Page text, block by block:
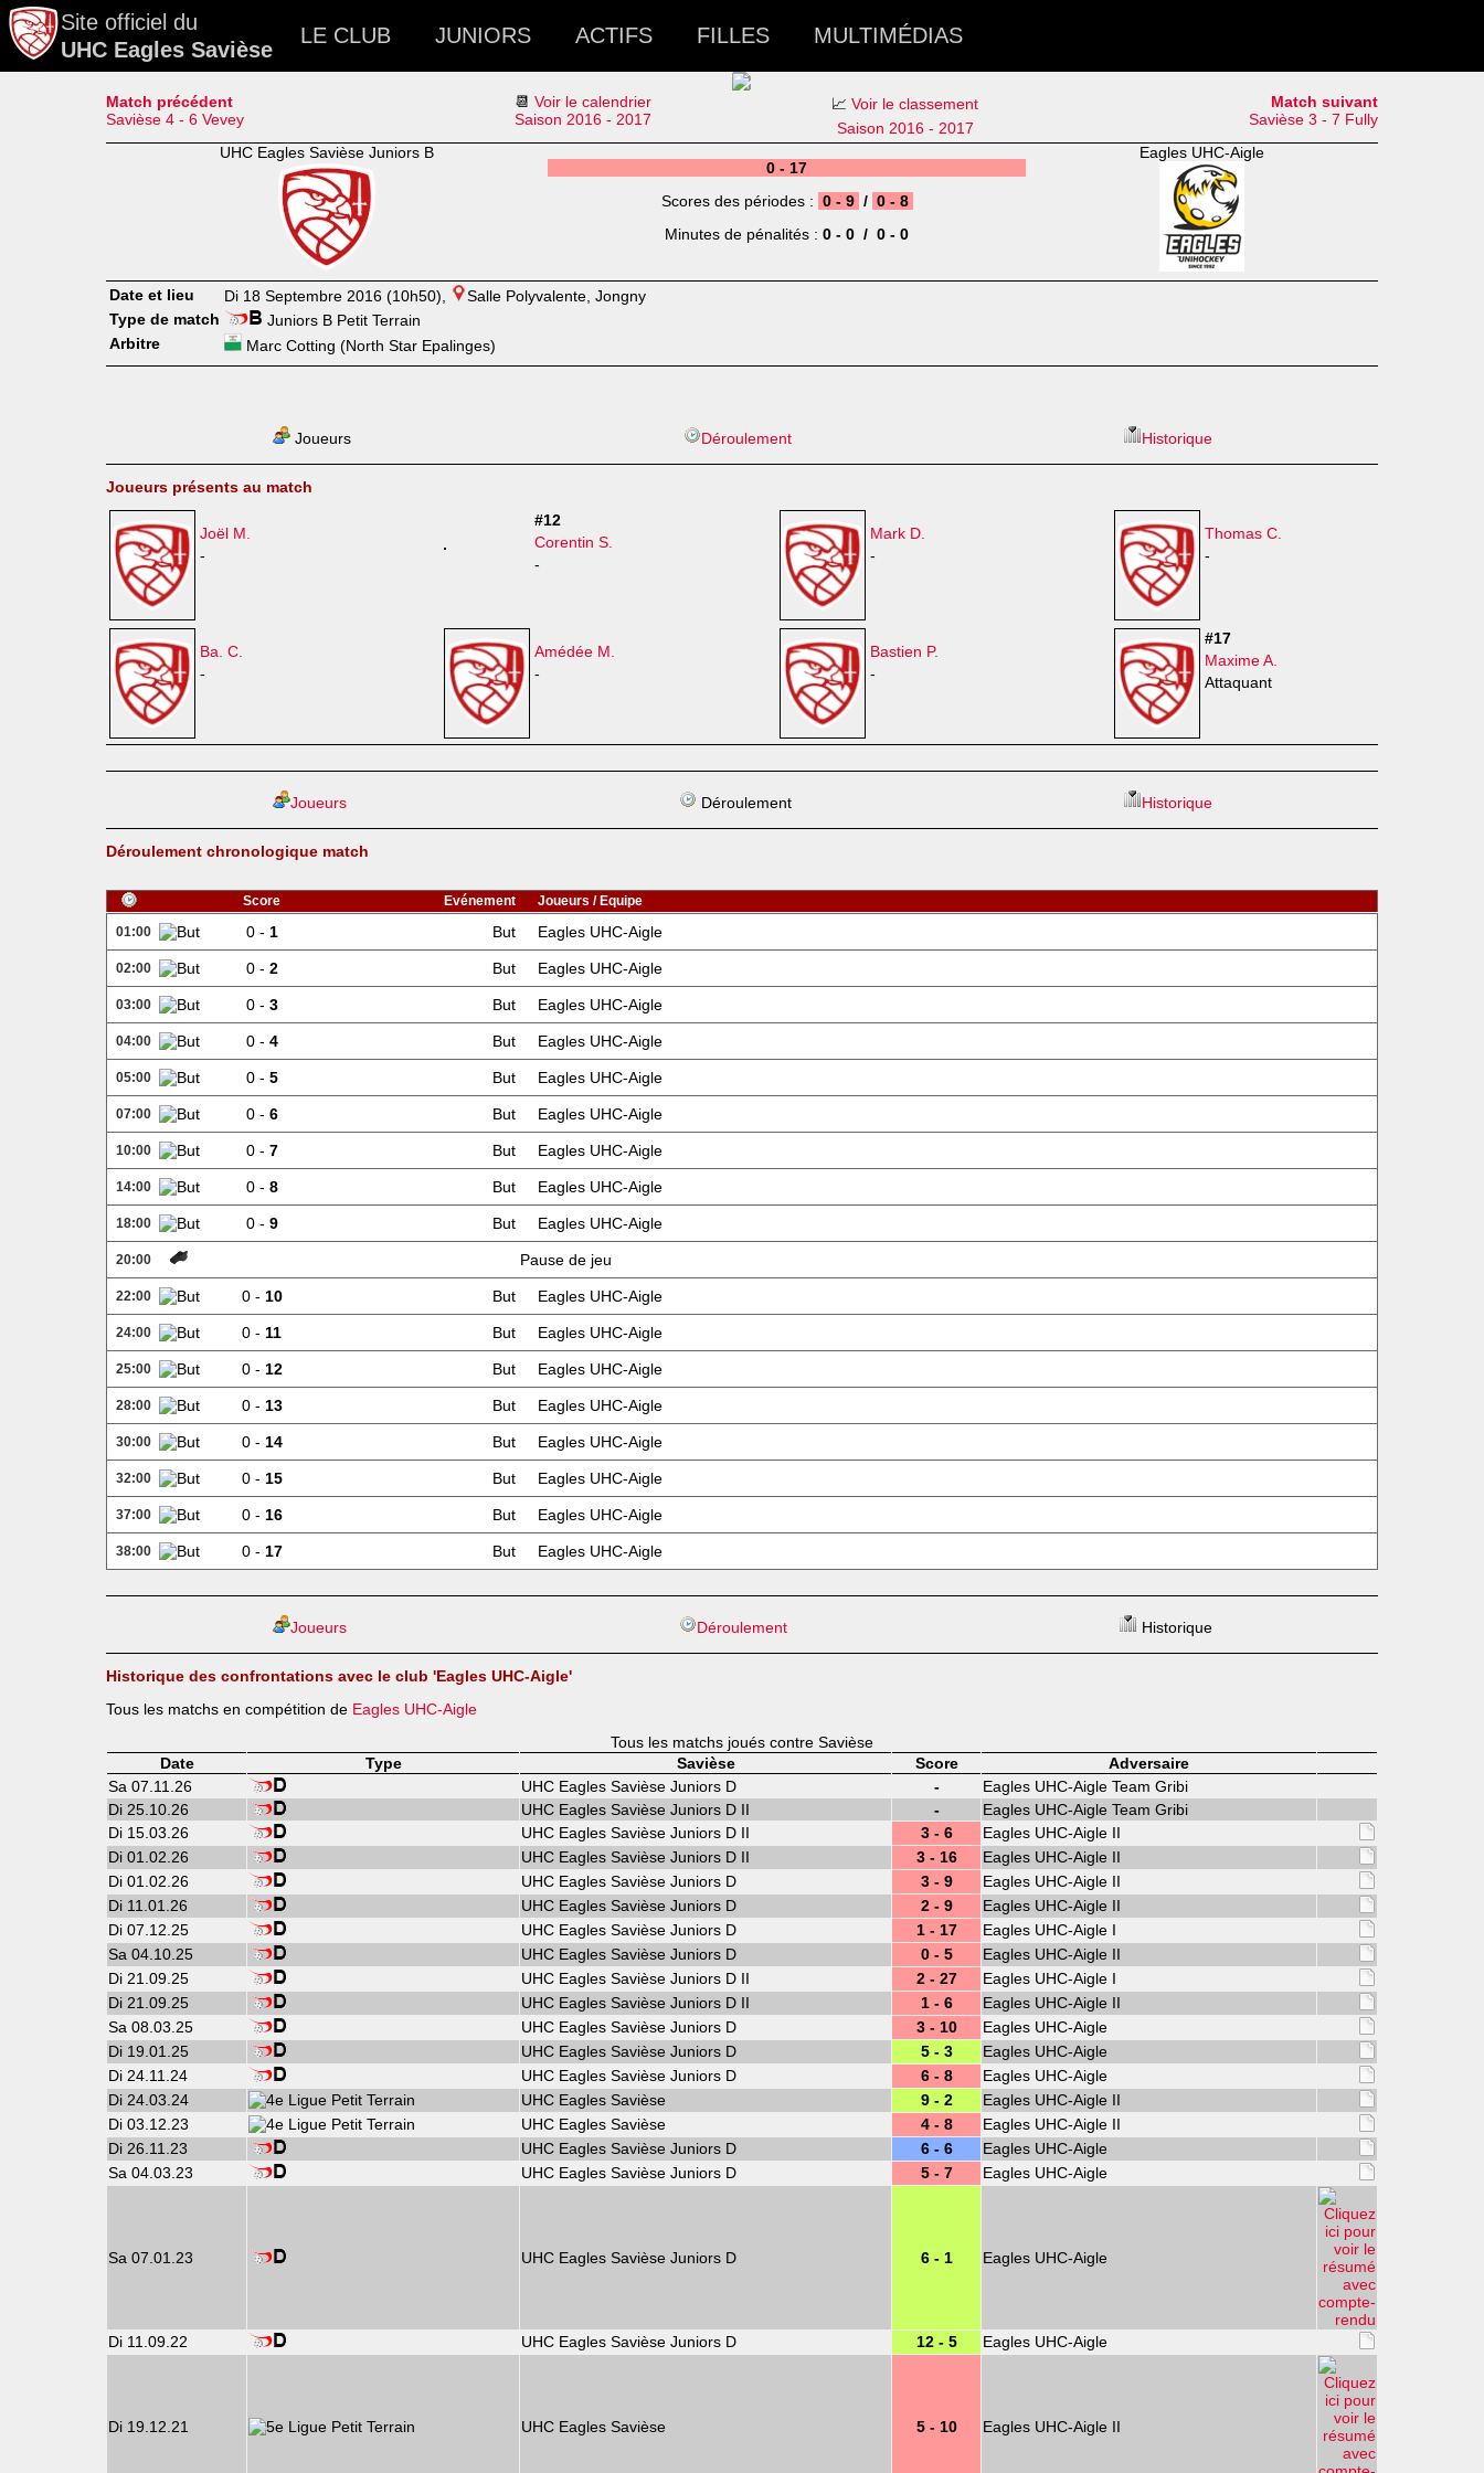
Site officiel du
UHC Eagles Savièse
LE CLUB JUNIORS ACTIFS FILLES MULTIMÉDIAS
Match précédent
Savièse 4 - 6 Vevey
📆 Voir le calendrier
Saison 2016 - 2017
📈Voir le classement
Saison 2016 - 2017
Match suivant
Savièse 3 - 7 Fully
UHC Eagles Savièse Juniors B
0 - 17
Scores des périodes : 0 - 9 / 0 - 8
Minutes de pénalités : 0 - 0 / 0 - 0
Eagles UHC-Aigle
Date et lieu Di 18 Septembre 2016 (10h50),
Salle Polyvalente, Jongny
Type de match
Juniors B Petit Terrain
Arbitre
Marc Cotting (North Star Epalinges)
Joueurs Déroulement Historique
Joueurs présents au match
Joël M.
-
#12
Corentin S.
-
Mark D.
-
Thomas C.
-
Ba. C.
-
Amédée M.
-
Bastien P.
-
#17
Maxime A.
Attaquant
Joueurs Déroulement Historique
Déroulement chronologique match
Score Evénement
Joueurs / Equipe
01:00
0 - 1 But Eagles UHC-Aigle
02:00 0 - 2 But Eagles UHC-Aigle
03:00 0 - 3 But Eagles UHC-Aigle
04:00 0 - 4 But Eagles UHC-Aigle
05:00 0 - 5 But Eagles UHC-Aigle
07:00 0 - 6 But Eagles UHC-Aigle
10:00 0 - 7 But Eagles UHC-Aigle
14:00 0 - 8 But Eagles UHC-Aigle
18:00 0 - 9 But Eagles UHC-Aigle
20:00 Pause de jeu
22:00 0 - 10 But Eagles UHC-Aigle
24:00 0 - 11 But Eagles UHC-Aigle
25:00 0 - 12 But Eagles UHC-Aigle
28:00 0 - 13 But Eagles UHC-Aigle
30:00 0 - 14 But Eagles UHC-Aigle
32:00 0 - 15 But Eagles UHC-Aigle
37:00 0 - 16 But Eagles UHC-Aigle
38:00 0 - 17 But Eagles UHC-Aigle
Joueurs Déroulement Historique
Historique des confrontations avec le club 'Eagles UHC-Aigle'
Tous les matchs en compétition de Eagles UHC-Aigle
Tous les matchs joués contre Savièse
Date
Type Savièse Score
Adversaire
Sa 07.11.26
UHC Eagles Savièse Juniors D -
Eagles UHC-Aigle Team Gribi
Di 25.10.26
UHC Eagles Savièse Juniors D II -
Eagles UHC-Aigle Team Gribi
Di 15.03.26
UHC Eagles Savièse Juniors D II 3 - 6
Eagles UHC-Aigle II
Di 01.02.26
UHC Eagles Savièse Juniors D II 3 - 16
Eagles UHC-Aigle II
Di 01.02.26
UHC Eagles Savièse Juniors D 3 - 9
Eagles UHC-Aigle II
Di 11.01.26
UHC Eagles Savièse Juniors D 2 - 9
Eagles UHC-Aigle II
Di 07.12.25
UHC Eagles Savièse Juniors D 1 - 17
Eagles UHC-Aigle I
Sa 04.10.25
UHC Eagles Savièse Juniors D 0 - 5
Eagles UHC-Aigle II
Di 21.09.25
UHC Eagles Savièse Juniors D II 2 - 27
Eagles UHC-Aigle I
Di 21.09.25
UHC Eagles Savièse Juniors D II 1 - 6
Eagles UHC-Aigle II
Sa 08.03.25
UHC Eagles Savièse Juniors D 3 - 10
Eagles UHC-Aigle
Di 19.01.25
UHC Eagles Savièse Juniors D 5 - 3
Eagles UHC-Aigle
Di 24.11.24
UHC Eagles Savièse Juniors D 6 - 8
Eagles UHC-Aigle
Di 24.03.24
UHC Eagles Savièse 9 - 2
Eagles UHC-Aigle II
Di 03.12.23
UHC Eagles Savièse 4 - 8
Eagles UHC-Aigle II
Di 26.11.23
UHC Eagles Savièse Juniors D 6 - 6
Eagles UHC-Aigle
Sa 04.03.23
UHC Eagles Savièse Juniors D 5 - 7 Eagles UHC-Aigle
Sa 07.01.23 UHC Eagles Savièse Juniors D 6 - 1 Eagles UHC-Aigle
Di 11.09.22 UHC Eagles Savièse Juniors D 12 - 5 Eagles UHC-Aigle
Di 19.12.21 UHC Eagles Savièse 5 - 10 Eagles UHC-Aigle II